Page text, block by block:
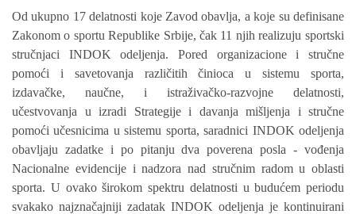
Od ukupno 17 delatnosti koje Zavod obavlja, a koje su definisane
Zakonom o sportuRepublike Srbije, čak 11 njih realizuju sportski
stručnjaci INDOK odeljenja. Pored organizacione i stručne
pomoći i savetovanja različitih činioca u sistemu sporta,
izdavačke, naučne, i istraživačko-razvojne delatnosti,
učestvovanja u izradi Strategije i davanja mišljenja i stručne
pomoći učesnicima u sistemu sporta, saradnici INDOK odeljenja
obavljaju zadatke i po pitanju dva poverena posla - vođenja
Nacionalne evidencije i nadzora nad stručnim radom u oblasti
sporta. U ovako širokom spektru delatnosti u budućem periodu
svakako najznačajniji zadatak INDOK odeljenja je kontinuirani